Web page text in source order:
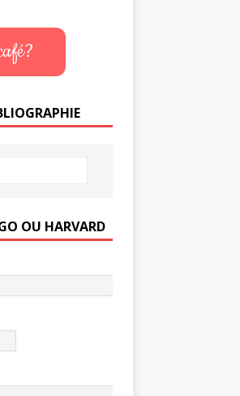
OU HARVARD